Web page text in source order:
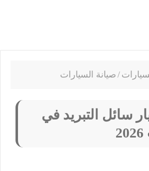
/ صيانة السيارات
سائل التبريد في